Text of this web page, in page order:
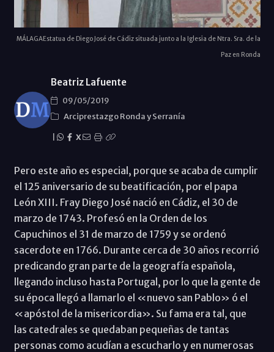
MÁLAGAEstatua de Diego José de Cádiz situada junto a la Iglesia de Ntra. Sra. de la
Paz en Ronda
Beatriz Lafuente
09/05/2019
Arciprestazgo Ronda y Serraní­a
X
Pero este año es especial, porque se acaba de cumplir
el 125 aniversario de su beatificación, por el papa
León XIII. Fray Diego José nació en Cádiz, el 30 de
marzo de 1743. Profesó en la Orden de los
Capuchinos el 31 de marzo de 1759 y se ordenó
sacerdote en 1766. Durante cerca de 30 años recorrió
predicando gran parte de la geografía española,
llegando incluso hasta Portugal, por lo que la gente de
su época llegó a llamarlo el «nuevo san Pablo» ó el
«apóstol de la misericordia». Su fama era tal, que
las catedrales se quedaban pequeñas de tantas
personas como acudían a escucharlo y en numerosas